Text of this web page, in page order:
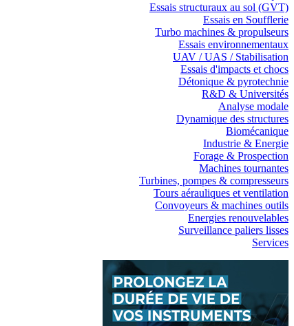
Essais structuraux au sol (GVT)
Essais en Soufflerie
Turbo machines & propulseurs
Essais environnementaux
UAV / UAS / Stabilisation
Essais d'impacts et chocs
Détonique & pyrotechnie
R&D & Universités
Analyse modale
Dynamique des structures
Biomécanique
Industrie & Energie
Forage & Prospection
Machines tournantes
Turbines, pompes & compresseurs
Tours aérauliques et ventilation
Convoyeurs & machines outils
Energies renouvelables
Surveillance paliers lisses
Services